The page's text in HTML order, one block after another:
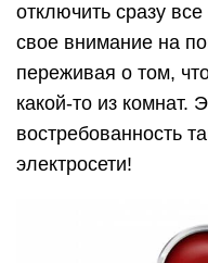
отключить сразу
свое внимание на
переживая о том,
какой-то из комнат.
востребованность
электросети!